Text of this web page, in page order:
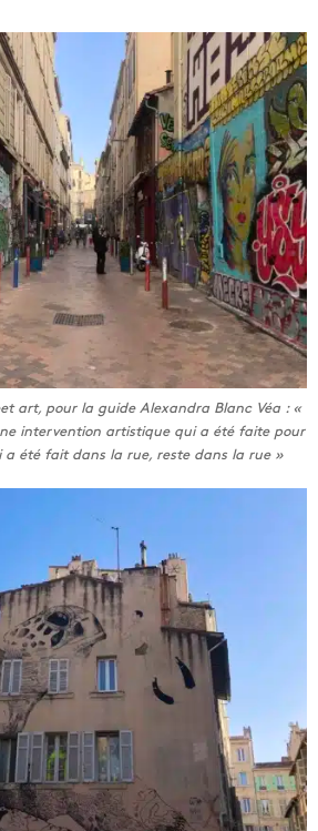
art, pour la guide Alexandra Blanc Véa : «
intervention artistique qui a été faite pour
a été fait dans la rue, reste dans la rue»